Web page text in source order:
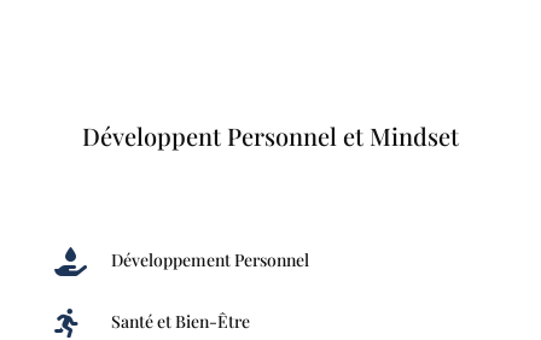
Développent Personnel et Mindset
 Développement Personnel
 Santé et Bien-Être